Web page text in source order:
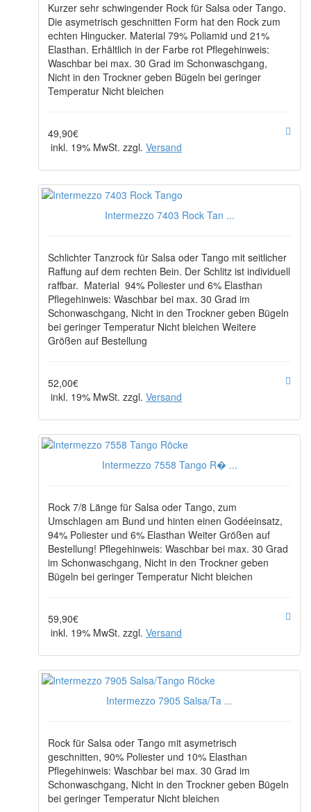
Kurzer sehr schwingender Rock für Salsa oder Tango.
Die asymetrisch geschnitten Form hat den Rock zum
echten Hingucker. Material 79% Poliamid und 21%
Elasthan. Erhältlich in der Farbe rot Pflegehinweis:
Waschbar bei max. 30 Grad im Schonwaschgang,
Nicht in den Trockner geben Bügeln bei geringer
Temperatur Nicht bleichen
49,90€
inkl. 19% MwSt. zzgl. Versand
Intermezzo 7403 Rock Tan ...
Schlichter Tanzrock für Salsa oder Tango mit seitlicher
Raffung auf dem rechten Bein. Der Schlitz ist individuell
raffbar. Material 94% Poliester und 6% Elasthan
Pflegehinweis: Waschbar bei max. 30 Grad im
Schonwaschgang, Nicht in den Trockner geben Bügeln
bei geringer Temperatur Nicht bleichen Weitere
Größen auf Bestellung
52,00€
inkl. 19% MwSt. zzgl. Versand
Intermezzo 7558 Tango R� ...
Rock 7/8 Länge für Salsa oder Tango, zum
Umschlagen am Bund und hinten einen Godéeinsatz,
94% Poliester und 6% Elasthan Weiter Größen auf
Bestellung! Pflegehinweis: Waschbar bei max. 30 Grad
im Schonwaschgang, Nicht in den Trockner geben
Bügeln bei geringer Temperatur Nicht bleichen
59,90€
inkl. 19% MwSt. zzgl. Versand
Intermezzo 7905 Salsa/Ta ...
Rock für Salsa oder Tango mit asymetrisch
geschnitten, 90% Poliester und 10% Elasthan
Pflegehinweis: Waschbar bei max. 30 Grad im
Schonwaschgang, Nicht in den Trockner geben Bügeln
bei geringer Temperatur Nicht bleichen